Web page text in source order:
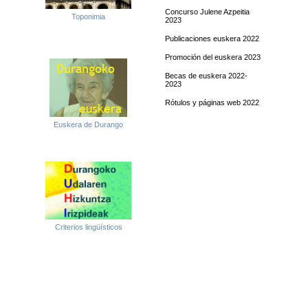
Toponimia
Euskera de Durango
Criterios lingüísticos
Concurso Julene Azpeitia
2023
Publicaciones euskera 2022
Promoción del euskera 2023
Becas de euskera 2022-
2023
Rótulos y páginas web 2022